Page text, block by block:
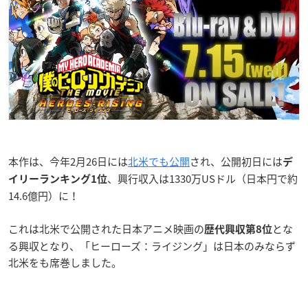
本作は、今年2月26日には北米でも公開され、公開初日にはデ
イリーランキング1位、興行収入は1330万USドル（日本円で約
14.6億円）に！
これは北米で公開された日本アニメ映画の歴代興収第8位とな
る興収となり、「ヒーローズ：ライジング」は日本のみならず
北米をも席巻しました。